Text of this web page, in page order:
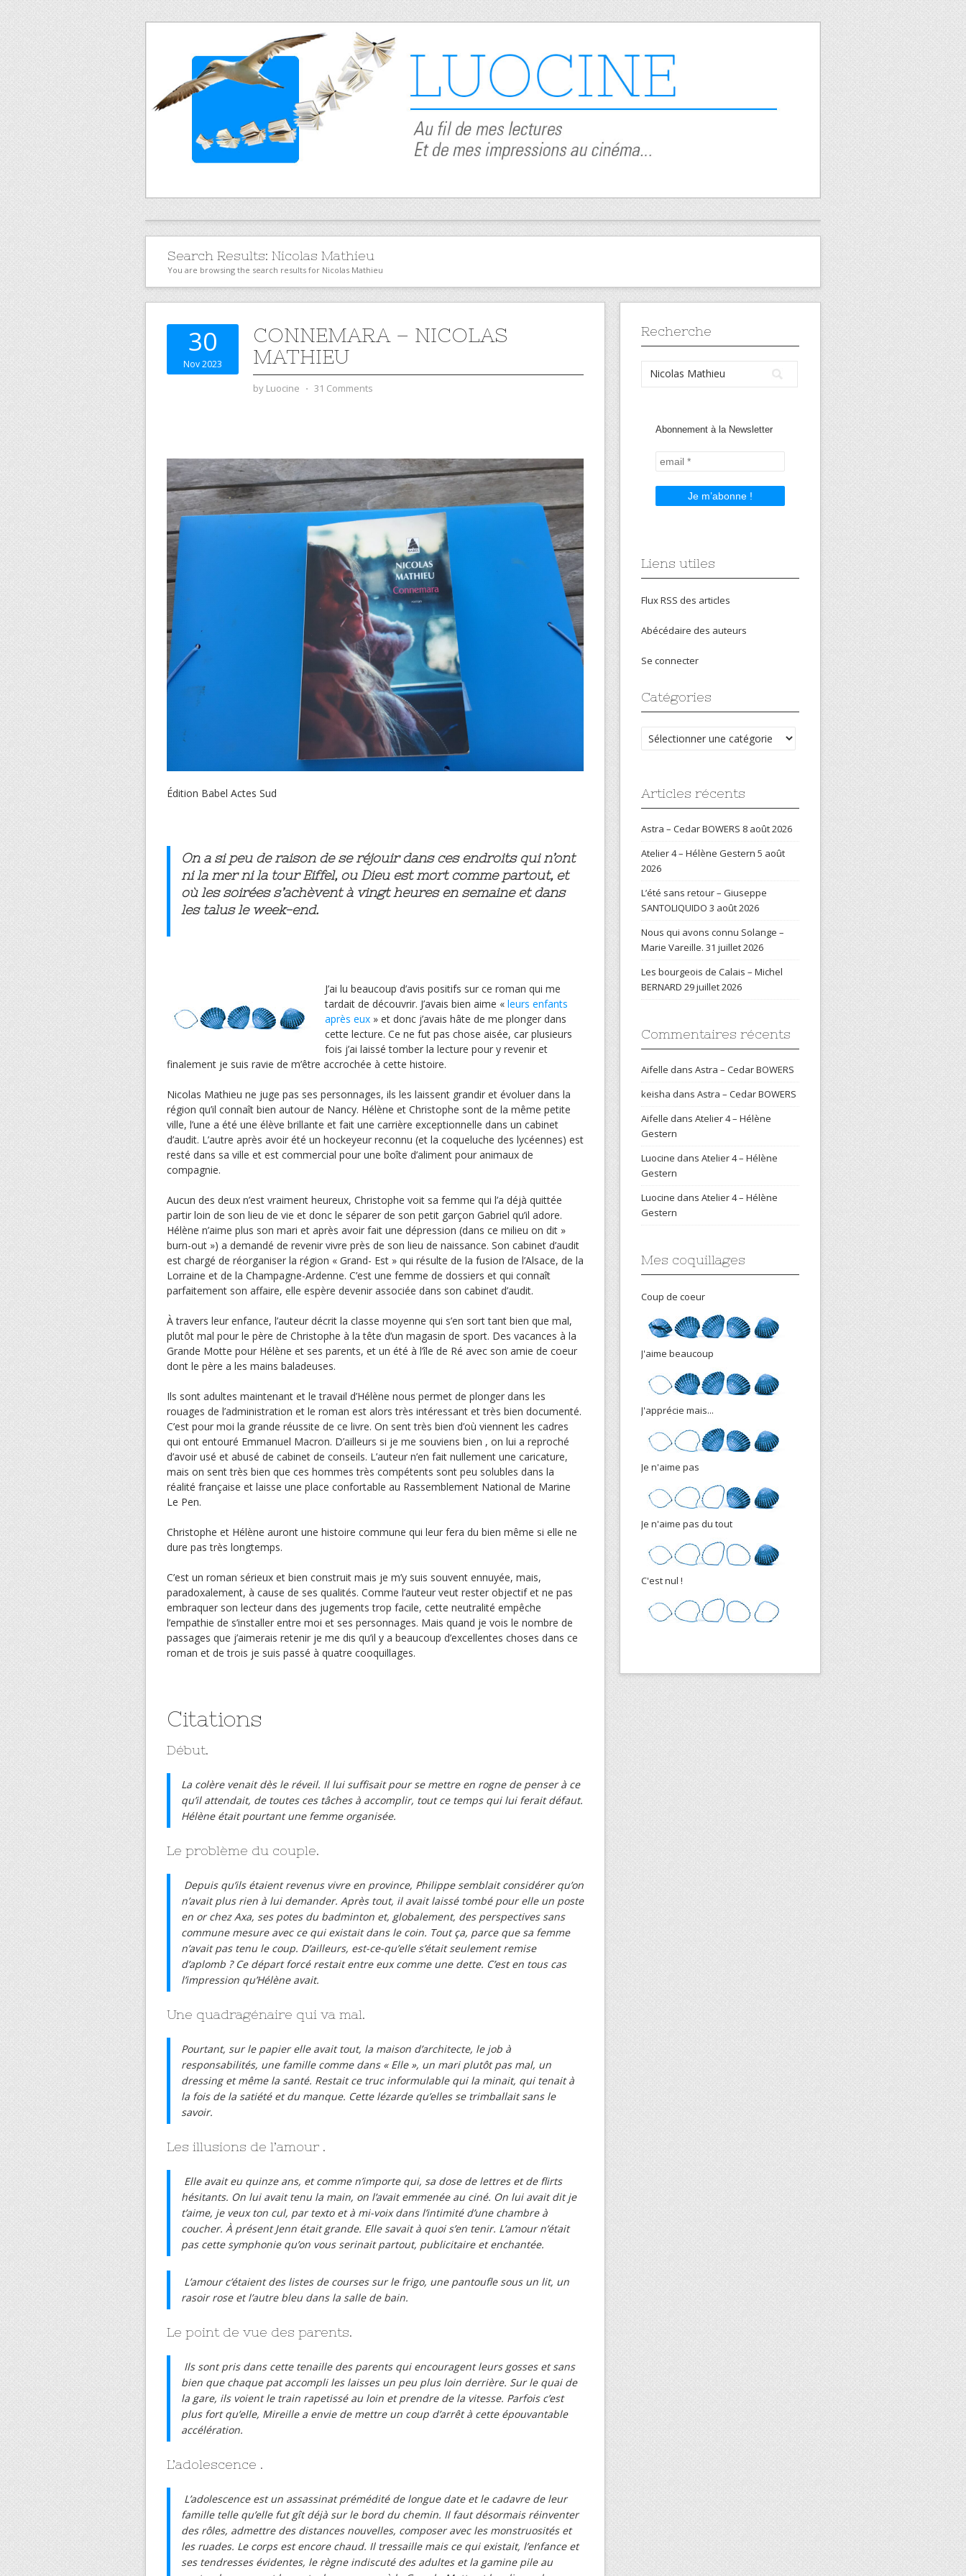
Search Results: Nicolas Mathieu
You are browsing the search results for Nicolas Mathieu
30
Nov 2023
CONNEMARA – NICOLAS
MATHIEU
by Luocine ⋅ 31 Comments
Édition Babel Actes Sud
On a si peu de raison de se réjouir dans ces endroits qui n’ont
ni la mer ni la tour Eiffel, ou Dieu est mort comme partout, et
où les soirées s’achèvent à vingt heures en semaine et dans
les talus le week-end.
J’ai lu beaucoup d’avis positifs sur ce roman qui me
tardait de découvrir. J’avais bien aime « leurs enfants
après eux » et donc j’avais hâte de me plonger dans
cette lecture. Ce ne fut pas chose aisée, car plusieurs
fois j’ai laissé tomber la lecture pour y revenir et
finalement je suis ravie de m’être accrochée à cette histoire.
Nicolas Mathieu ne juge pas ses personnages, ils les laissent grandir et évoluer dans la
région qu’il connaît bien autour de Nancy. Hélène et Christophe sont de la même petite
ville, l’une a été une élève brillante et fait une carrière exceptionnelle dans un cabinet
d’audit. L’autre après avoir été un hockeyeur reconnu (et la coqueluche des lycéennes) est
resté dans sa ville et est commercial pour une boîte d’aliment pour animaux de
compagnie.
Aucun des deux n’est vraiment heureux, Christophe voit sa femme qui l’a déjà quittée
partir loin de son lieu de vie et donc le séparer de son petit garçon Gabriel qu’il adore.
Hélène n’aime plus son mari et après avoir fait une dépression (dans ce milieu on dit »
burn-out ») a demandé de revenir vivre près de son lieu de naissance. Son cabinet d’audit
est chargé de réorganiser la région « Grand- Est » qui résulte de la fusion de l’Alsace, de la
Lorraine et de la Champagne-Ardenne. C’est une femme de dossiers et qui connaît
parfaitement son affaire, elle espère devenir associée dans son cabinet d’audit.
À travers leur enfance, l’auteur décrit la classe moyenne qui s’en sort tant bien que mal,
plutôt mal pour le père de Christophe à la tête d’un magasin de sport. Des vacances à la
Grande Motte pour Hélène et ses parents, et un été à l’île de Ré avec son amie de coeur
dont le père a les mains baladeuses.
Ils sont adultes maintenant et le travail d’Hélène nous permet de plonger dans les
rouages de l’administration et le roman est alors très intéressant et très bien documenté.
C’est pour moi la grande réussite de ce livre. On sent très bien d’où viennent les cadres
qui ont entouré Emmanuel Macron. D’ailleurs si je me souviens bien , on lui a reproché
d’avoir usé et abusé de cabinet de conseils. L’auteur n’en fait nullement une caricature,
mais on sent très bien que ces hommes très compétents sont peu solubles dans la
réalité française et laisse une place confortable au Rassemblement National de Marine
Le Pen.
Christophe et Hélène auront une histoire commune qui leur fera du bien même si elle ne
dure pas très longtemps.
C’est un roman sérieux et bien construit mais je m’y suis souvent ennuyée, mais,
paradoxalement, à cause de ses qualités. Comme l’auteur veut rester objectif et ne pas
embraquer son lecteur dans des jugements trop facile, cette neutralité empêche
l’empathie de s’installer entre moi et ses personnages. Mais quand je vois le nombre de
passages que j’aimerais retenir je me dis qu’il y a beaucoup d’excellentes choses dans ce
roman et de trois je suis passé à quatre cooquillages.
Citations
Début.
La colère venait dès le réveil. Il lui suffisait pour se mettre en rogne de penser à ce
qu’il attendait, de toutes ces tâches à accomplir, tout ce temps qui lui ferait défaut.
Hélène était pourtant une femme organisée.
Le problème du couple.
Depuis qu’ils étaient revenus vivre en province, Philippe semblait considérer qu’on
n’avait plus rien à lui demander. Après tout, il avait laissé tombé pour elle un poste
en or chez Axa, ses potes du badminton et, globalement, des perspectives sans
commune mesure avec ce qui existait dans le coin. Tout ça, parce que sa femme
n’avait pas tenu le coup. D’ailleurs, est-ce-qu’elle s’était seulement remise
d’aplomb ? Ce départ forcé restait entre eux comme une dette. C’est en tous cas
l’impression qu’Hélène avait.
Une quadragénaire qui va mal.
Pourtant, sur le papier elle avait tout, la maison d’architecte, le job à
responsabilités, une famille comme dans « Elle », un mari plutôt pas mal, un
dressing et même la santé. Restait ce truc informulable qui la minait, qui tenait à
la fois de la satiété et du manque. Cette lézarde qu’elles se trimballait sans le
savoir.
Les illusions de l’amour .
Elle avait eu quinze ans, et comme n’importe qui, sa dose de lettres et de flirts
hésitants. On lui avait tenu la main, on l’avait emmenée au ciné. On lui avait dit je
t’aime, je veux ton cul, par texto et à mi-voix dans l’intimité d’une chambre à
coucher. À présent Jenn était grande. Elle savait à quoi s’en tenir. L’amour n’était
pas cette symphonie qu’on vous serinait partout, publicitaire et enchantée.
L’amour c’étaient des listes de courses sur le frigo, une pantoufle sous un lit, un
rasoir rose et l’autre bleu dans la salle de bain.
Le point de vue des parents.
Ils sont pris dans cette tenaille des parents qui encouragent leurs gosses et sans
bien que chaque pat accompli les laisses un peu plus loin derrière. Sur le quai de
la gare, ils voient le train rapetissé au loin et prendre de la vitesse. Parfois c’est
plus fort qu’elle, Mireille a envie de mettre un coup d’arrêt à cette épouvantable
accélération.
L’adolescence .
L’adolescence est un assassinat prémédité de longue date et le cadavre de leur
famille telle qu’elle fut gît déjà sur le bord du chemin. Il faut désormais réinventer
des rôles, admettre des distances nouvelles, composer avec les monstruosités et
les ruades. Le corps est encore chaud. Il tressaille mais ce qui existait, l’enfance et
ses tendresses évidentes, le règne indiscuté des adultes et la gamine pile au
Recherche
Abonnement à la Newsletter
Liens utiles
Flux RSS des articles
Abécédaire des auteurs
Se connecter
Catégories
Catégories
Articles récents
Astra – Cedar BOWERS 8 août 2026
Atelier 4 – Hélène Gestern 5 août
2026
L’été sans retour – Giuseppe
SANTOLIQUIDO 3 août 2026
Nous qui avons connu Solange –
Marie Vareille. 31 juillet 2026
Les bourgeois de Calais – Michel
BERNARD 29 juillet 2026
Commentaires récents
Aifelle dans Astra – Cedar BOWERS
keisha dans Astra – Cedar BOWERS
Aifelle dans Atelier 4 – Hélène
Gestern
Luocine dans Atelier 4 – Hélène
Gestern
Luocine dans Atelier 4 – Hélène
Gestern
Mes coquillages
Coup de coeur
J'aime beaucoup
J'apprécie mais...
Je n'aime pas
Je n'aime pas du tout
C'est nul !